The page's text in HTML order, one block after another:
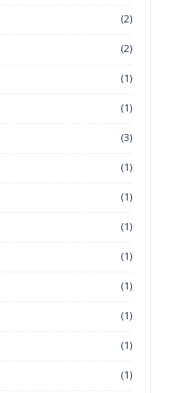
(2)
(2)
(1)
(1)
(3)
(1)
(1)
(1)
(1)
(1)
(1)
(1)
(1)